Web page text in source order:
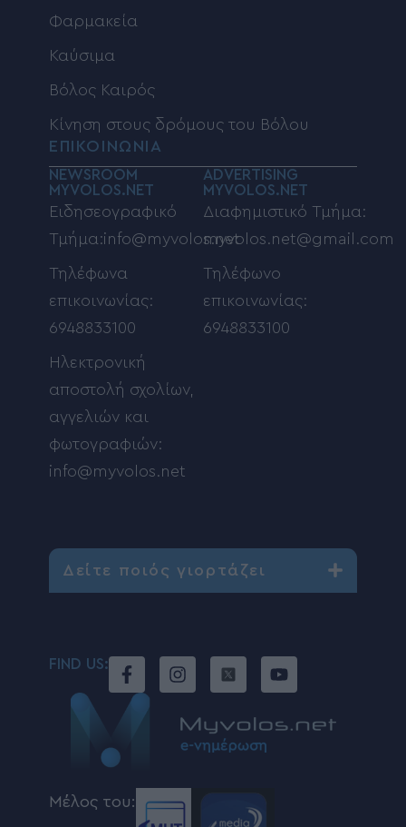
Φαρμακεία
Καύσιμα
Βόλος Καιρός
Κίνηση στους δρόμους του Βόλου
ΕΠΙΚΟΙΝΩΝΙΑ
NEWSROOM
MYVOLOS.NET
Ειδησεογραφικό
Τμήμα:info@myvolos.net
Τηλέφωνα
επικοινωνίας:
6948833100
Ηλεκτρονική
αποστολή σχολίων,
αγγελιών και
φωτογραφιών:
info@myvolos.net
ADVERTISING
MYVOLOS.NET
Διαφημιστικό Τμήμα:
myvolos.net@gmail.com
Τηλέφωνο
επικοινωνίας:
6948833100
Δείτε ποιός γιορτάζει
FIND US:
Μέλος του: